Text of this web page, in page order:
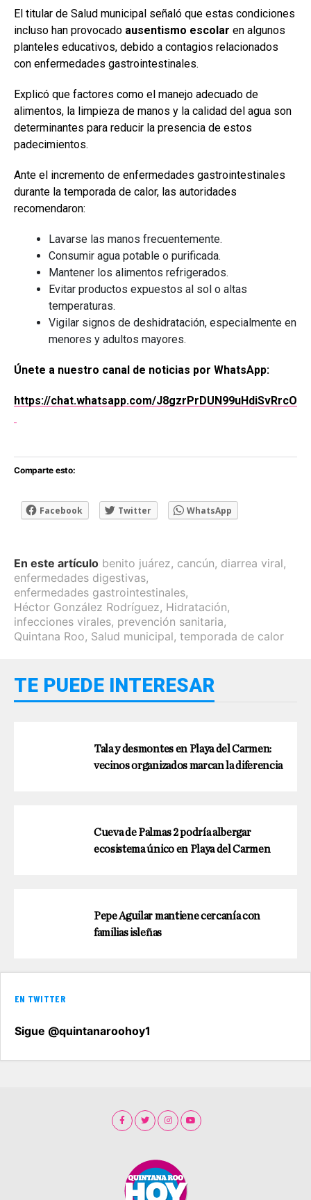
El titular de Salud municipal señaló que estas condiciones
incluso han provocado ausentismo escolar en algunos
planteles educativos, debido a contagios relacionados
con enfermedades gastrointestinales.
Explicó que factores como el manejo adecuado de
alimentos, la limpieza de manos y la calidad del agua son
determinantes para reducir la presencia de estos
padecimientos.
Ante el incremento de enfermedades gastrointestinales
durante la temporada de calor, las autoridades
recomendaron:
Lavarse las manos frecuentemente.
Consumir agua potable o purificada.
Mantener los alimentos refrigerados.
Evitar productos expuestos al sol o altas
temperaturas.
Vigilar signos de deshidratación, especialmente en
menores y adultos mayores.
Únete a nuestro canal de noticias por WhatsApp:
https://chat.whatsapp.com/J8gzrPrDUN99uHdiSvRrcO
Comparte esto:
Facebook Twitter WhatsApp
En este artículo benito juárez, cancún, diarrea viral,
enfermedades digestivas,
enfermedades gastrointestinales,
Héctor González Rodríguez, Hidratación,
infecciones virales, prevención sanitaria,
Quintana Roo, Salud municipal, temporada de calor
TE PUEDE INTERESAR
Tala y desmontes en Playa del Carmen:
vecinos organizados marcan la diferencia
Cueva de Palmas 2 podría albergar
ecosistema único en Playa del Carmen
Pepe Aguilar mantiene cercanía con
familias isleñas
EN TWITTER
Sigue @quintanaroohoy1